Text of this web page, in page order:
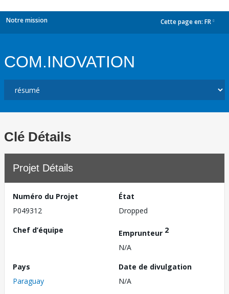
Notre mission Cette page en: FR
COM.INOVATION
Clé Détails
Projet Détails
Numéro du Projet
P049312
État
Dropped
Chef d’équipe
Emprunteur 2
N/A
Pays
Paraguay
Date de divulgation
N/A